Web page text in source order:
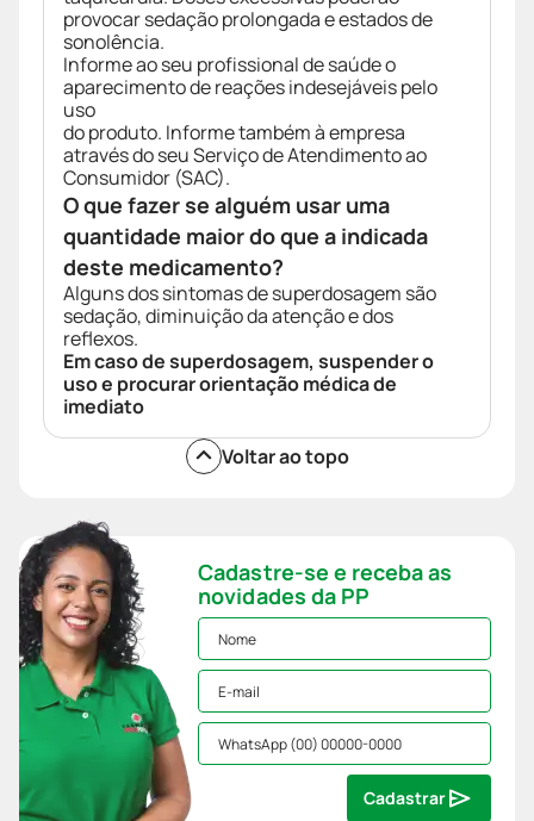
provocar sedação prolongada e estados de
sonolência.
Informe ao seu profissional de saúde o
aparecimento de reações indesejáveis pelo
uso
do produto. Informe também à empresa
através do seu Serviço de Atendimento ao
Consumidor (SAC).
O que fazer se alguém usar uma
quantidade maior do que a indicada
deste medicamento?
Alguns dos sintomas de superdosagem são
sedação, diminuição da atenção e dos
reflexos.
Em caso de superdosagem, suspender o
uso e procurar orientação médica de
imediato
Voltar ao topo
Cadastre-se e receba as
novidades da PP
Cadastrar